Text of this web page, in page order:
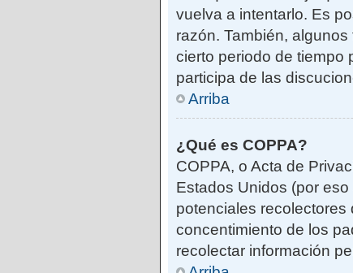
vuelva a intentarlo. Es
razón. También,
cierto periodo de tiempo
participa de las
Arriba
¿Qué es COPPA?
COPPA, o Acta de
Estados Unidos (por
potenciales recolectores
concentimiento de los
recolectar información